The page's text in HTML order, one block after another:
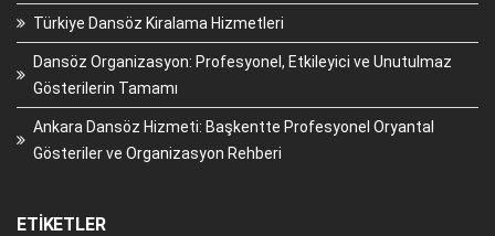
Türkiye Dansöz Kiralama Hizmetleri
Dansöz Organizasyon: Profesyonel, Etkileyici ve Unutulmaz
Gösterilerin Tamamı
Ankara Dansöz Hizmeti: Başkentte Profesyonel Oryantal
Gösteriler ve Organizasyon Rehberi
ETIKETLER